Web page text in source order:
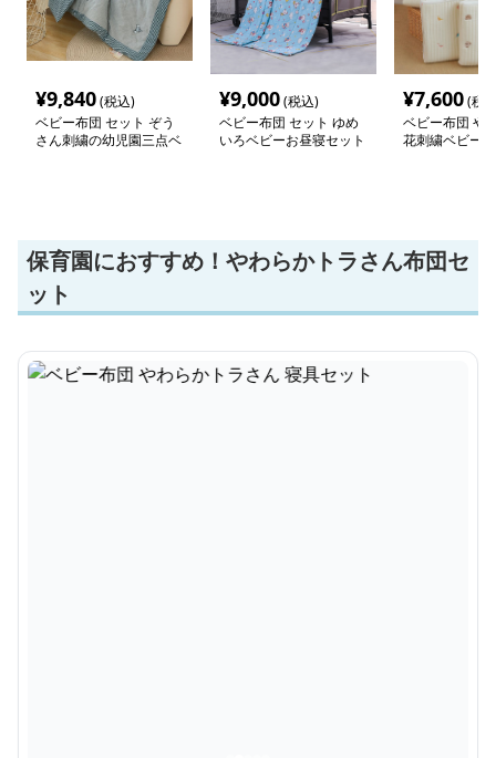
¥9,840(税込)
ベビー布団 セット ぞう
さん刺繍の幼児園三点ベ
¥9,000(税込)
ベビー布団 セット ゆめ
いろベビーお昼寝セット
¥7,600(税
ベビー布団 や
花刺繍ベビー
保育園におすすめ！やわらかトラさん布団セ
ット